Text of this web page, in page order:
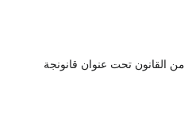
القانون تحت عنوان قانونجة